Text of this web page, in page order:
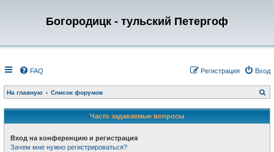
Богородицк - тульский Петергоф
FAQ Вход
Регистрация
На главную Список форумов
о
с
Часто задаваемые вопросы
Вход на конференцию и регистрация
Зачем мне нужно регистрироваться?